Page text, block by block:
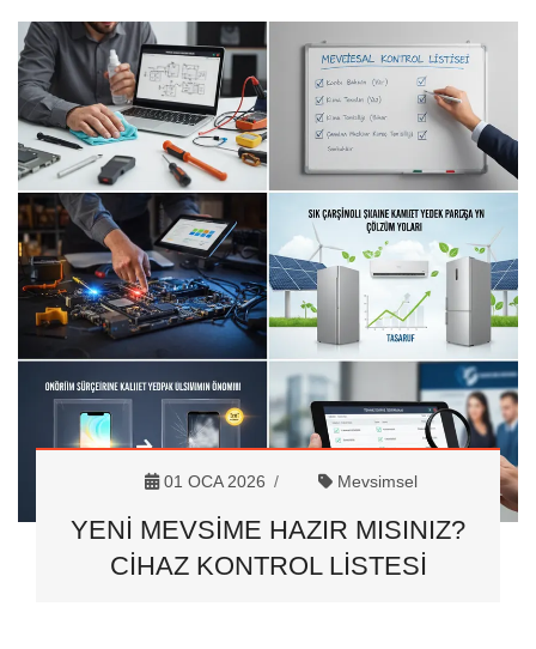
01 OCA 2026 Mevsimsel
YENI MEVSIME HAZIR MISINIZ?
CIHAZ KONTROL LISTESI